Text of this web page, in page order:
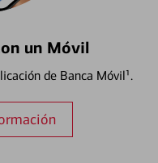
un Móvil
de Banca Móvil¹.